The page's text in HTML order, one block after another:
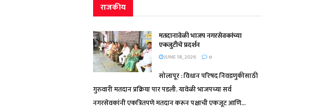
राजकीय
मतदानावेळी भाजप नगरसेवकांच्या
एकजुटीचे प्रदर्शन
JUNE 18, 2026 0
सोलापूर : विधान परिषद निवडणुकीसाठी
गुरुवारी मतदान प्रक्रिया पार पडली. यावेळी भाजपच्या सर्व
नगरसेवकांनी एकत्रितपणे मतदान करून पक्षाची एकजूट आणि...